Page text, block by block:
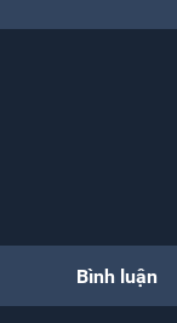
Bình luận